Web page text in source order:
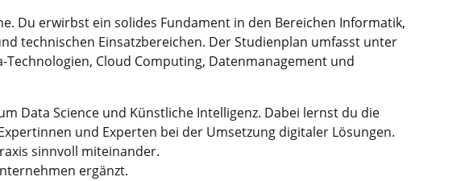
Du erwirbst ein solides Fundament in den Bereichen Informatik,
technischen Einsatzbereichen. Der Studienplan umfasst unter
Cloud Computing, Datenmanagement und
Data Science und Künstliche Intelligenz. Dabei lernst du die
und Experten bei der Umsetzung digitaler Lösungen.
sinnvoll miteinander.
ergänzt.